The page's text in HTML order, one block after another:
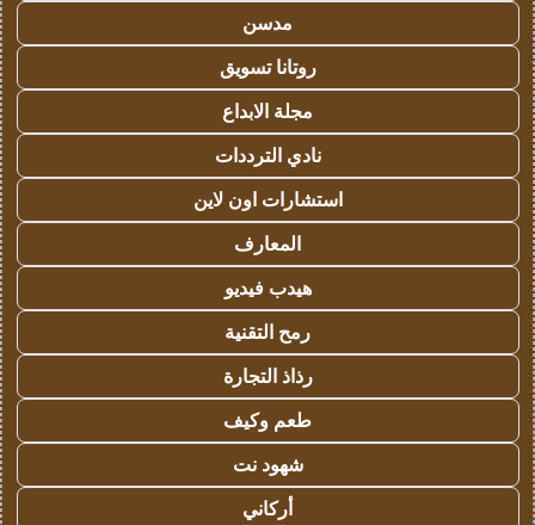
مدسن
روتانا تسويق
مجلة الابداع
نادي الترددات
استشارات اون لاين
المعارف
هيدب فيديو
رمح التقنية
رذاذ التجارة
طعم وكيف
شهود نت
أركاني